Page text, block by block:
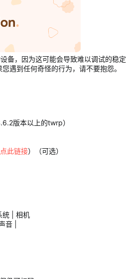
备，因为这可能会导致难以调试的稳
遇到任何奇怪的行为，请不要抱怨。
版本以上的twrp）
点此链接）（可选）
统 | 相机
音 |